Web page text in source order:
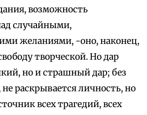
возможность
случайными,
желаниями, -оно, наконец,
творческой. Но дар
но и страшный дар; без
не раскрывается личность, но
всех трагедий, всех